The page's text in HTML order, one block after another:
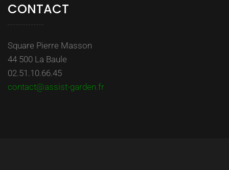
CONTACT
Square Pierre Masson
44 500 La Baule
02.51.10.66.45
contact@assist-garden.fr